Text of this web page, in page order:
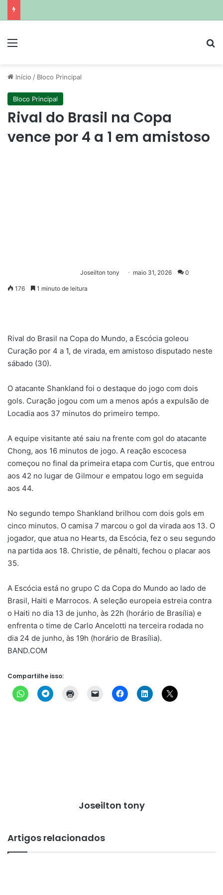
Menu
Início / Bloco Principal
Bloco Principal
Rival do Brasil na Copa
vence por 4 a 1 em amistoso
Joseilton tony maio 31, 2026 0
176 1 minuto de leitura
Rival do Brasil na Copa do Mundo, a Escócia goleou
Curação por 4 a 1, de virada, em amistoso disputado neste
sábado (30).
O atacante Shankland foi o destaque do jogo com dois
gols. Curação jogou com um a menos após a expulsão de
Locadia aos 37 minutos do primeiro tempo.
A equipe visitante até saiu na frente com gol do atacante
Chong, aos 16 minutos de jogo. A reação escocesa
começou no final da primeira etapa com Curtis, que entrou
aos 42 no lugar de Gilmour e empatou logo em seguida
aos 44.
No segundo tempo Shankland brilhou com dois gols em
cinco minutos. O camisa 7 marcou o gol da virada aos 13. O
jogador, que atua no Hearts, da Escócia, fez o seu segundo
na partida aos 18. Christie, de pênalti, fechou o placar aos
35.
A Escócia está no grupo C da Copa do Mundo ao lado de
Brasil, Haiti e Marrocos. A seleção europeia estreia contra
o Haiti no dia 13 de junho, às 22h (horário de Brasília) e
enfrenta o time de Carlo Ancelotti na terceira rodada no
dia 24 de junho, às 19h (horário de Brasília).
BAND.COM
Compartilhe isso:
Joseilton tony
Artigos relacionados